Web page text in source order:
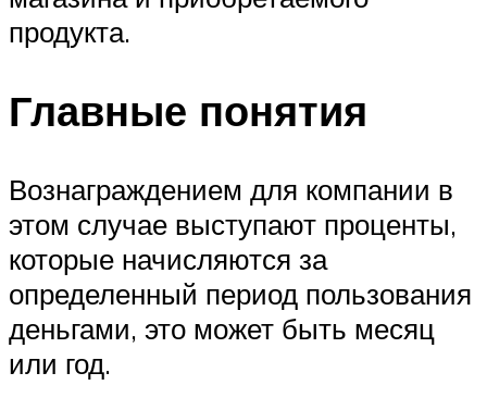
продукта.
Главные понятия
Вознаграждением для компании в
этом случае выступают проценты,
которые начисляются за
определенный период пользования
деньгами, это может быть месяц
или год.